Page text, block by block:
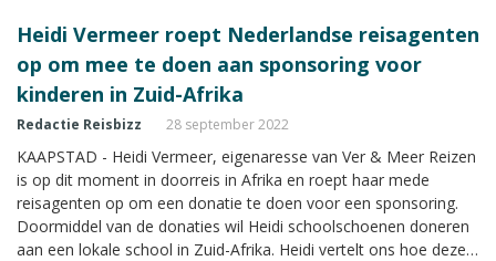
Heidi Vermeer roept Nederlandse reisagenten
op om mee te doen aan sponsoring voor
kinderen in Zuid-Afrika
Redactie Reisbizz 28 september 2022
KAAPSTAD - Heidi Vermeer, eigenaresse van Ver & Meer Reizen
is op dit moment in doorreis in Afrika en roept haar mede
reisagenten op om een donatie te doen voor een sponsoring.
Doormiddel van de donaties wil Heidi schoolschoenen doneren
aan een lokale school in Zuid-Afrika. Heidi vertelt ons hoe deze